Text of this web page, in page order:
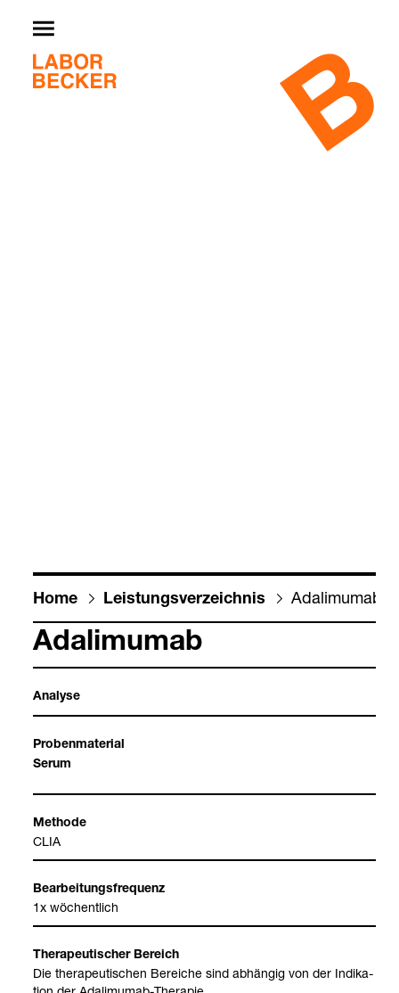
Home Leis­tungs­ver­zeich­nis Ada­li­mu­mab
Ada­li­mu­mab
Ana­lyse
Pro­ben­ma­te­rial
Serum
Methode
CLIA
Bear­bei­tungs­fre­quenz
1x wöchent­lich
The­ra­peu­ti­scher Bereich
Die the­ra­peu­ti­schen Berei­che sind abhän­gig von der Indi­ka­